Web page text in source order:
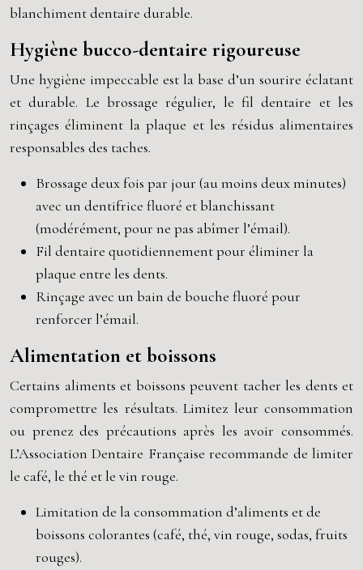
blanchiment dentaire durable.
Hygiène bucco-dentaire rigoureuse
Une hygiène impeccable est la base d’un sourire éclatant
et durable. Le brossage régulier, le fil dentaire et les
rinçages éliminent la plaque et les résidus alimentaires
responsables des taches.
Brossage deux fois par jour (au moins deux minutes)
avec un dentifrice fluoré et blanchissant
(modérément, pour ne pas abîmer l’émail).
Fil dentaire quotidiennement pour éliminer la
plaque entre les dents.
Rinçage avec un bain de bouche fluoré pour
renforcer l’émail.
Alimentation et boissons
Certains aliments et boissons peuvent tacher les dents et
compromettre les résultats. Limitez leur consommation
ou prenez des précautions après les avoir consommés.
L’Association Dentaire Française recommande de limiter
le café, le thé et le vin rouge.
Limitation de la consommation d’aliments et de
boissons colorantes (café, thé, vin rouge, sodas, fruits
rouges).